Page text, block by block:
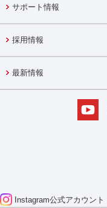
サポート情報
採用情報
最新情報
Instagram公式アカウント